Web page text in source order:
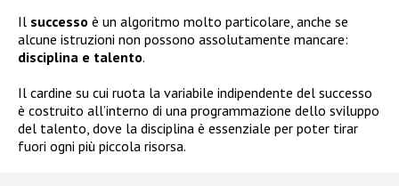
Il successo è un algoritmo molto particolare, anche se
alcune istruzioni non possono assolutamente mancare:
disciplina e talento.
Il cardine su cui ruota la variabile indipendente del successo
è costruito all’interno di una programmazione dello sviluppo
del talento, dove la disciplina è essenziale per poter tirar
fuori ogni più piccola risorsa.